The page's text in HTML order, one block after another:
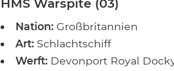
HMS Warspite (03)
Nation:Großbritannien
Art:Schlachtschiff
Werft:Devonport Royal